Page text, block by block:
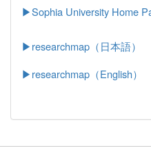
▶Sophia University Home
▶researchmap（日本語）
▶researchmap（English）